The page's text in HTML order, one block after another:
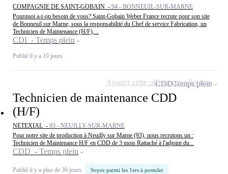
COMPAGNIE DE SAINT-GOBAIN - 94 - BONNEUIL-SUR-MARNE
Pourquoi a-t-on besoin de vous? Saint-Gobain Weber France recrute pour son site
de Bonneuil sur Marne, sous la responsabilité du Chef de service Fabrication, un
Technicien de Maintenance (H/F),...
CDI - Temps plein
Publié il y a 19 jours
Technicien de maintenance CDD
(H/F)
NETEXIAL - 93 - NEUILLY-SUR-MARNE
Pour notre site de production à Neuilly sur Marne (93), nous recrutons un :
Technicien de Maintenance H/F en CDD de 3 mois Rattaché à l'adjoint du...
CDD - Temps plein
Publié il y a plus de 30 jours Soyez parmi les 1ers à postuler
CDDTemps plein
Ajouter cette offre à ma sélection